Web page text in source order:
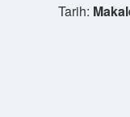
Tarih: